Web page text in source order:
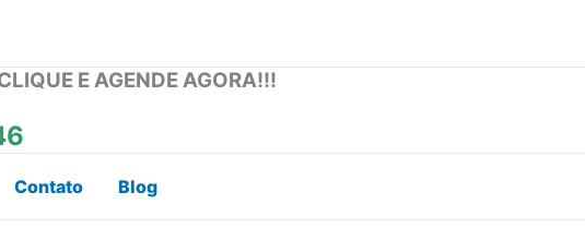
E AGENDE AGORA!!!
Contato Blog